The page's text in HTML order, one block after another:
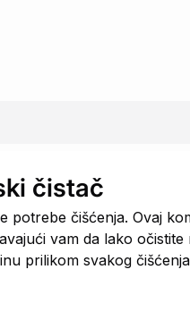
čistač
čišćenja. Ovaj
vam da lako
prilikom svakog